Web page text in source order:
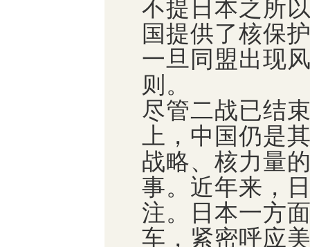
不提日本之所
国提供了核保
一旦同盟出现
则。
尽管二战已结
上，中国仍是
战略、核力量
事。近年来，
注。日本一方
车，紧密呼应